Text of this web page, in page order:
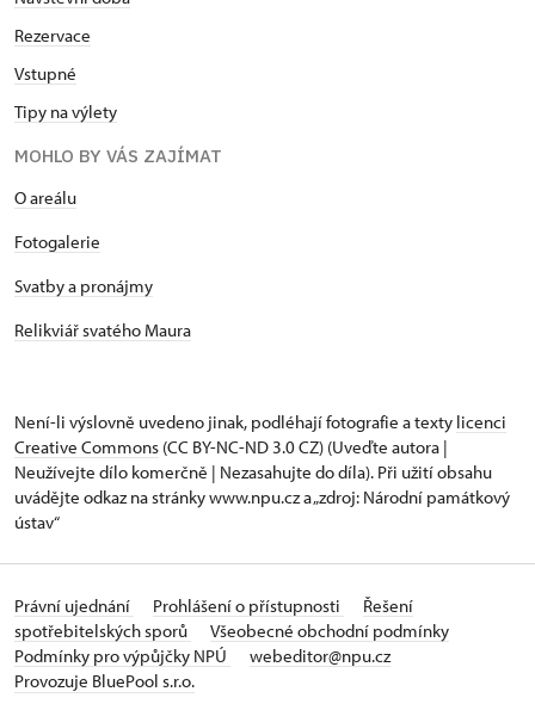
Rezervace
Vstupné
Tipy na výlety
MOHLO BY VÁS ZAJÍMAT
O areálu
Fotogalerie
Svatby a pronájmy
Relikviář svatého Maura
Není-li výslovně uvedeno jinak, podléhají fotografie a texty licenci
Creative Commons (CC BY-NC-ND 3.0 CZ) (Uveďte autora |
Neužívejte dílo komerčně | Nezasahujte do díla). Při užití obsahu
uvádějte odkaz na stránky www.npu.cz a „zdroj: Národní památkový
ústav“
Právní ujednání Prohlášení o přístupnosti
Řešení
spotřebitelských sporů
Všeobecné obchodní podmínky
Podmínky pro výpůjčky NPÚ
webeditor@npu.cz
Provozuje BluePool s.r.o.